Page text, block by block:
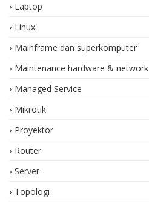
Laptop
Linux
Mainframe dan superkomputer
Maintenance hardware & network
Managed Service
Mikrotik
Proyektor
Router
Server
Topologi